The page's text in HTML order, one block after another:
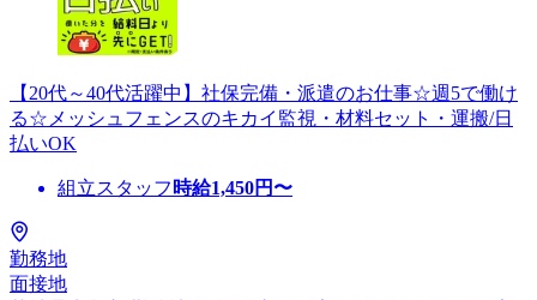
【20代～40代活躍中】社保完備・派遣のお仕事☆週5で働け
る☆メッシュフェンスのキカイ監視・材料セット・運搬/日
払いOK
組立スタッフ 時給1,450円〜
勤務地
面接地